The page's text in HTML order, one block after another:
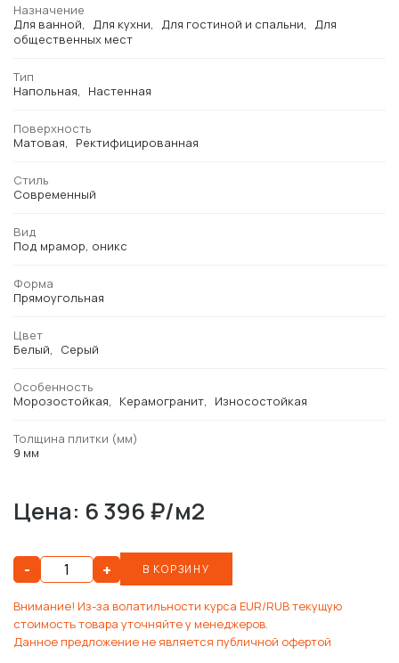
Назначение
Для ванной
Для кухни Для гостиной и спальни
Для
общественных мест
Тип
Напольная
Настенная
Поверхность
Матовая
Ректифицированная
Стиль
Современный
Вид
Под мрамор, оникс
Форма
Прямоугольная
Цвет
Белый
Серый
Особенность
Морозостойкая
Керамогранит Износостойкая
Толщина плитки (мм)
9 мм
Цена: 6 396 ₽/м2
- + В КОРЗИНУ
Внимание! Из-за волатильности курса EUR/RUB текущую
стоимость товара уточняйте у менеджеров.
Данное предложение не является публичной офертой